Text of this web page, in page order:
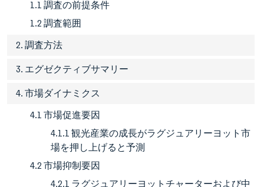
1.1 調査の前提条件
1.2 調査範囲
2. 調査方法
3. エグゼクティブサマリー
4. 市場ダイナミクス
4.1 市場促進要因
4.1.1 観光産業の成長がラグジュアリーヨット市
場を押し上げると予測
4.2 市場抑制要因
4.2.1 ラグジュアリーヨットチャーターおよび中